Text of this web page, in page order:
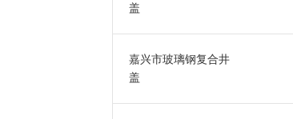
盖
嘉兴市玻璃钢复合井
盖